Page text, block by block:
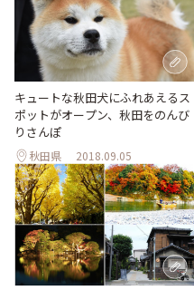
キュートな秋田犬にふれあえるス
ポットがオープン、秋田をのんび
りさんぽ
秋田県 2018.09.05